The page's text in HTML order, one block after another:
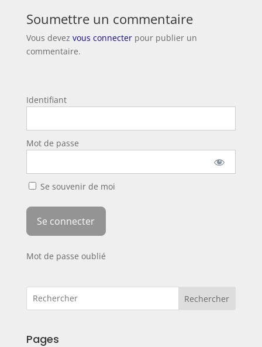
Soumettre un commentaire
Vous devez vous connecterpour publier un
commentaire.
Identifiant
Mot de passe
Se souvenir de moi
Mot de passe oublié
Rechercher
Pages